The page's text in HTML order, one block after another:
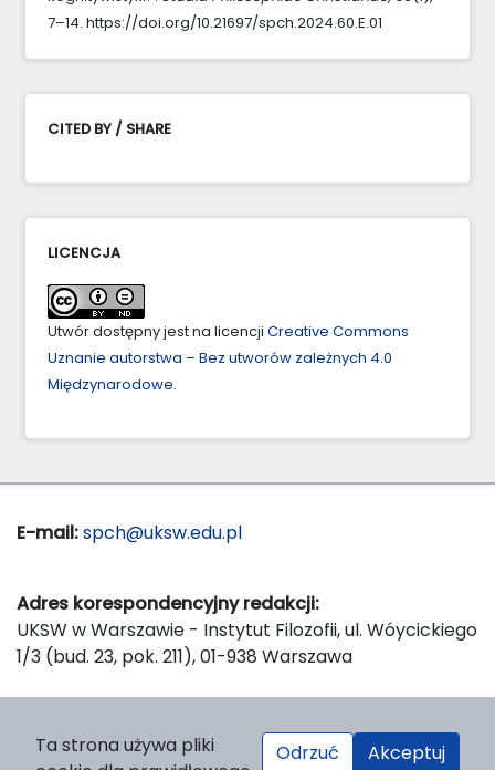
7–14. https://doi.org/10.21697/spch.2024.60.E.01
CITED BY / SHARE
LICENCJA
Utwór dostępny jest na licencji Creative Commons
Uznanie autorstwa – Bez utworów zależnych 4.0
Międzynarodowe.
E-mail:spch@uksw.edu.pl
Adres korespondencyjny redakcji:
UKSW w Warszawie - Instytut Filozofii, ul. Wóycickiego
1/3 (bud. 23, pok. 211), 01-938 Warszawa
Wydawnictwo Naukowe UKSW, ul. Dewajtis 5, domek
Ta strona używa pliki
Odrzuć Akceptuj